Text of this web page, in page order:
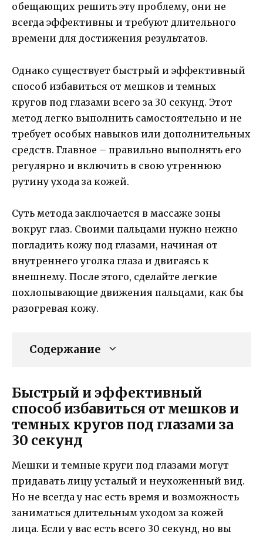
обещающих решить эту проблему, они не
всегда эффективны и требуют длительного
времени для достижения результатов.
Однако существует быстрый и эффективный
способ избавиться от мешков и темных
кругов под глазами всего за 30 секунд. Этот
метод легко выполнить самостоятельно и не
требует особых навыков или дополнительных
средств. Главное – правильно выполнять его
регулярно и включить в свою утреннюю
рутину ухода за кожей.
Суть метода заключается в массаже зоны
вокруг глаз. Своими пальцами нужно нежно
погладить кожу под глазами, начиная от
внутреннего уголка глаза и двигаясь к
внешнему. После этого, сделайте легкие
похлопывающие движения пальцами, как бы
разогревая кожу.
Содержание
Быстрый и эффективный
способ избавиться от мешков и
темных кругов под глазами за
30 секунд
Мешки и темные круги под глазами могут
придавать лицу усталый и неухоженный вид.
Но не всегда у нас есть время и возможность
заниматься длительным уходом за кожей
лица. Если у вас есть всего 30 секунд, но вы